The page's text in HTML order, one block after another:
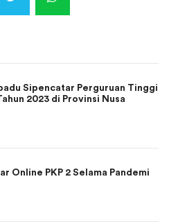
Sipencatar Perguruan Tinggi
2023 di Provinsi Nusa
Online PKP 2 Selama Pandemi